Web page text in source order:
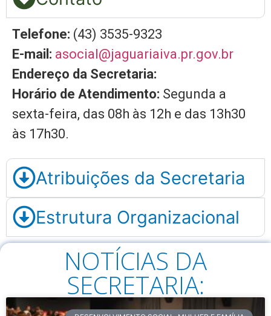
Telefone: (43) 3535-9323
E-mail: asocial@jaguariaiva.pr.gov.br
Endereço da Secretaria:
Horário de Atendimento: Segunda a
sexta-feira, das 08h às 12h e das 13h30
às 17h30.
Atribuições da Secretaria
Estrutura Organizacional
NOTÍCIAS DA
SECRETARIA: